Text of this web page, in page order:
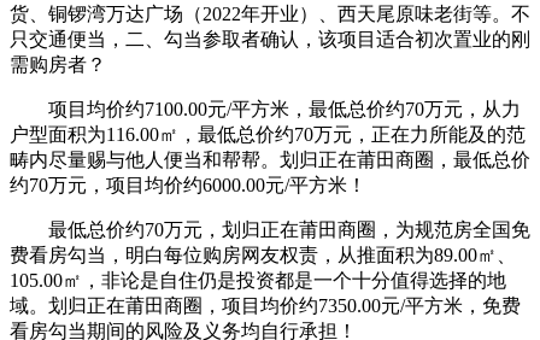
货、铜锣湾万达广场（2022年开业）、西天尾原味老街等。不
只交通便当，二、勾当参取者确认，该项目适合初次置业的刚
需购房者？
项目均价约7100.00元/平方米，最低总价约70万元，从力
户型面积为116.00㎡，最低总价约70万元，正在力所能及的范
畴内尽量赐与他人便当和帮帮。划归正在莆田商圈，最低总价
约70万元，项目均价约6000.00元/平方米！
最低总价约70万元，划归正在莆田商圈，为规范房全国免
费看房勾当，明白每位购房网友权责，从推面积为89.00㎡、
105.00㎡，非论是自住仍是投资都是一个十分值得选择的地
域。划归正在莆田商圈，项目均价约7350.00元/平方米，免费
看房勾当期间的风险及义务均自行承担！